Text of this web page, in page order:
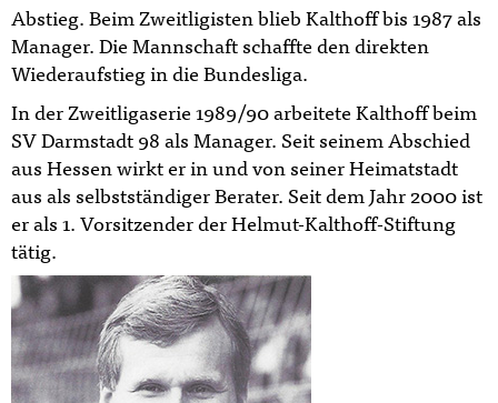
Abstieg. Beim Zweitligisten blieb Kalthoff bis 1987 als
Manager. Die Mannschaft schaffte den direkten
Wiederaufstieg in die Bundesliga.
In der Zweitligaserie 1989/90 arbeitete Kalthoff beim
SV Darmstadt 98 als Manager. Seit seinem Abschied
aus Hessen wirkt er in und von seiner Heimatstadt
aus als selbstständiger Berater. Seit dem Jahr 2000 ist
er als 1. Vorsitzender der Helmut-Kalthoff-Stiftung
tätig.